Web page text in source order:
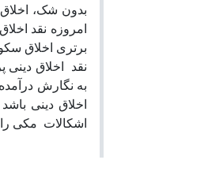
بدون شک،
امروزه نقد
برتری اخلاق
نقد اخلاق دینی
به نگارش
اخلاق دینی
اشکالات مکی